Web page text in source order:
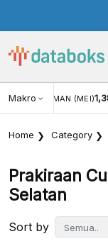
MakroWISMAN (MEI)
Home Category
Prakiraan
Selatan
Sort by